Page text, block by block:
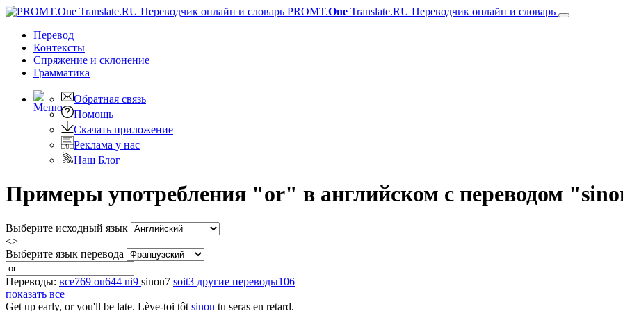
PROMT.One Translate.RU Переводчик онлайн и словарь
Перевод
Контексты
Спряжение и склонение
Грамматика
Обратная связь
Помощь
Скачать приложение
Реклама у нас
Наш Блог
Примеры употребления "or" в английском с переводом
Выберите исходный язык
<>
Выберите язык перевода
Переводы: все769 ou644 ni9 sinon7 soit3 другие переводы106
показать все
Get up early, oryou'll be late. Lève-toi tôt sinon tu seras en retard.